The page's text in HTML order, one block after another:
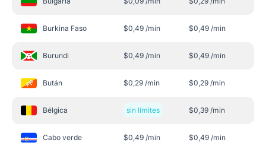
Burkina Faso $0,49 /min $0,49 /min
Burundi $0,49 /min $0,49 /min
Bután $0,29 /min $0,29 /min
Bélgica sin límites $0,39 /min
Cabo verde $0,49 /min $0,49 /min